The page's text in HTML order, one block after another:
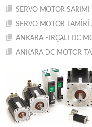
SERVO MOTOR SARIMI
SERVO MOTOR TAMİRİ
ANKARA FIRÇALI DC
ANKARA DC MOTOR